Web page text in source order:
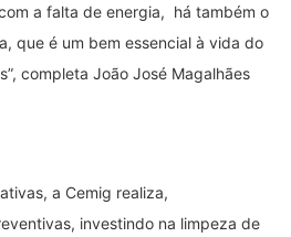
a falta de energia, há também o
que é um bem essencial à vida do
completa João José Magalhães
a Cemig realiza,
investindo na limpeza de